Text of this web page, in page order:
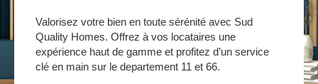
Valorisez votre bien en toute sérénité avec Sud
Quality Homes. Offrez à vos locataires une
expérience haut de gamme et profitez d’un service
clé en main sur le departement 11 et 66.